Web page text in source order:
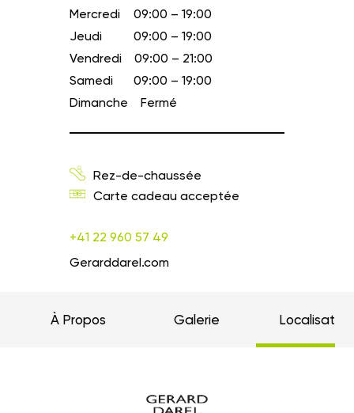
Mercredi
09:00 – 19:00
Jeudi
09:00 – 19:00
Vendredi
09:00 – 21:00
Samedi
09:00 – 19:00
Dimanche
Fermé
Rez-de-chaussée
Carte cadeau acceptée
+41 22 960 57 49
Gerarddarel.com
À Propos Galerie Localisation